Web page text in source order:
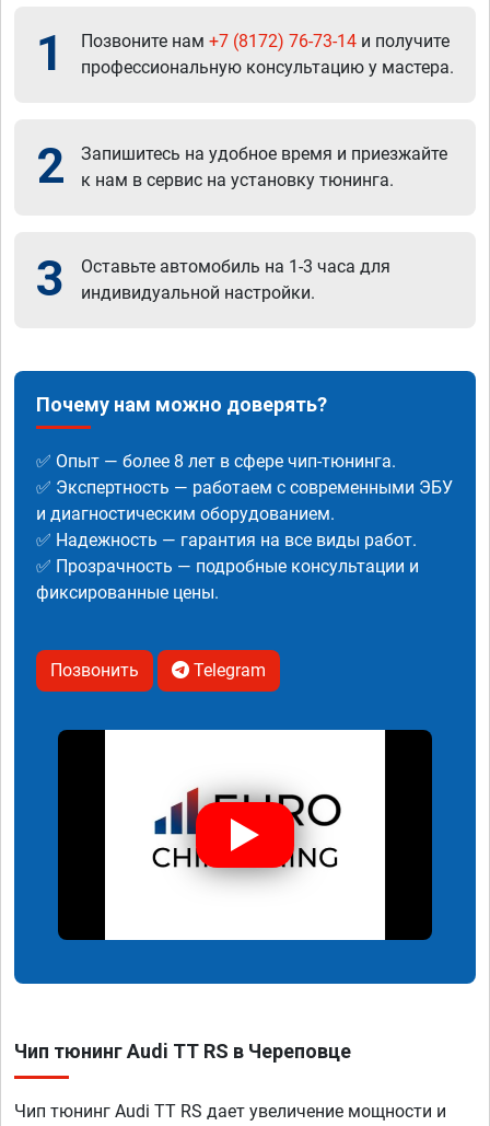
1 Позвоните нам +7 (8172) 76-73-14 и получите
профессиональную консультацию у мастера.
2
Запишитесь на удобное время и приезжайте
к нам в сервис на установку тюнинга.
3
Оставьте автомобиль на 1-3 часа для
индивидуальной настройки.
Почему нам можно доверять?
✅ Опыт — более 8 лет в сфере чип-тюнинга.
✅ Экспертность — работаем с современными ЭБУ
и диагностическим оборудованием.
✅ Надежность — гарантия на все виды работ.
✅ Прозрачность — подробные консультации и
фиксированные цены.
Позвонить Telegram
Чип тюнинг Audi TT RS в Череповце
Чип тюнинг Audi TT RS дает увеличение мощности и